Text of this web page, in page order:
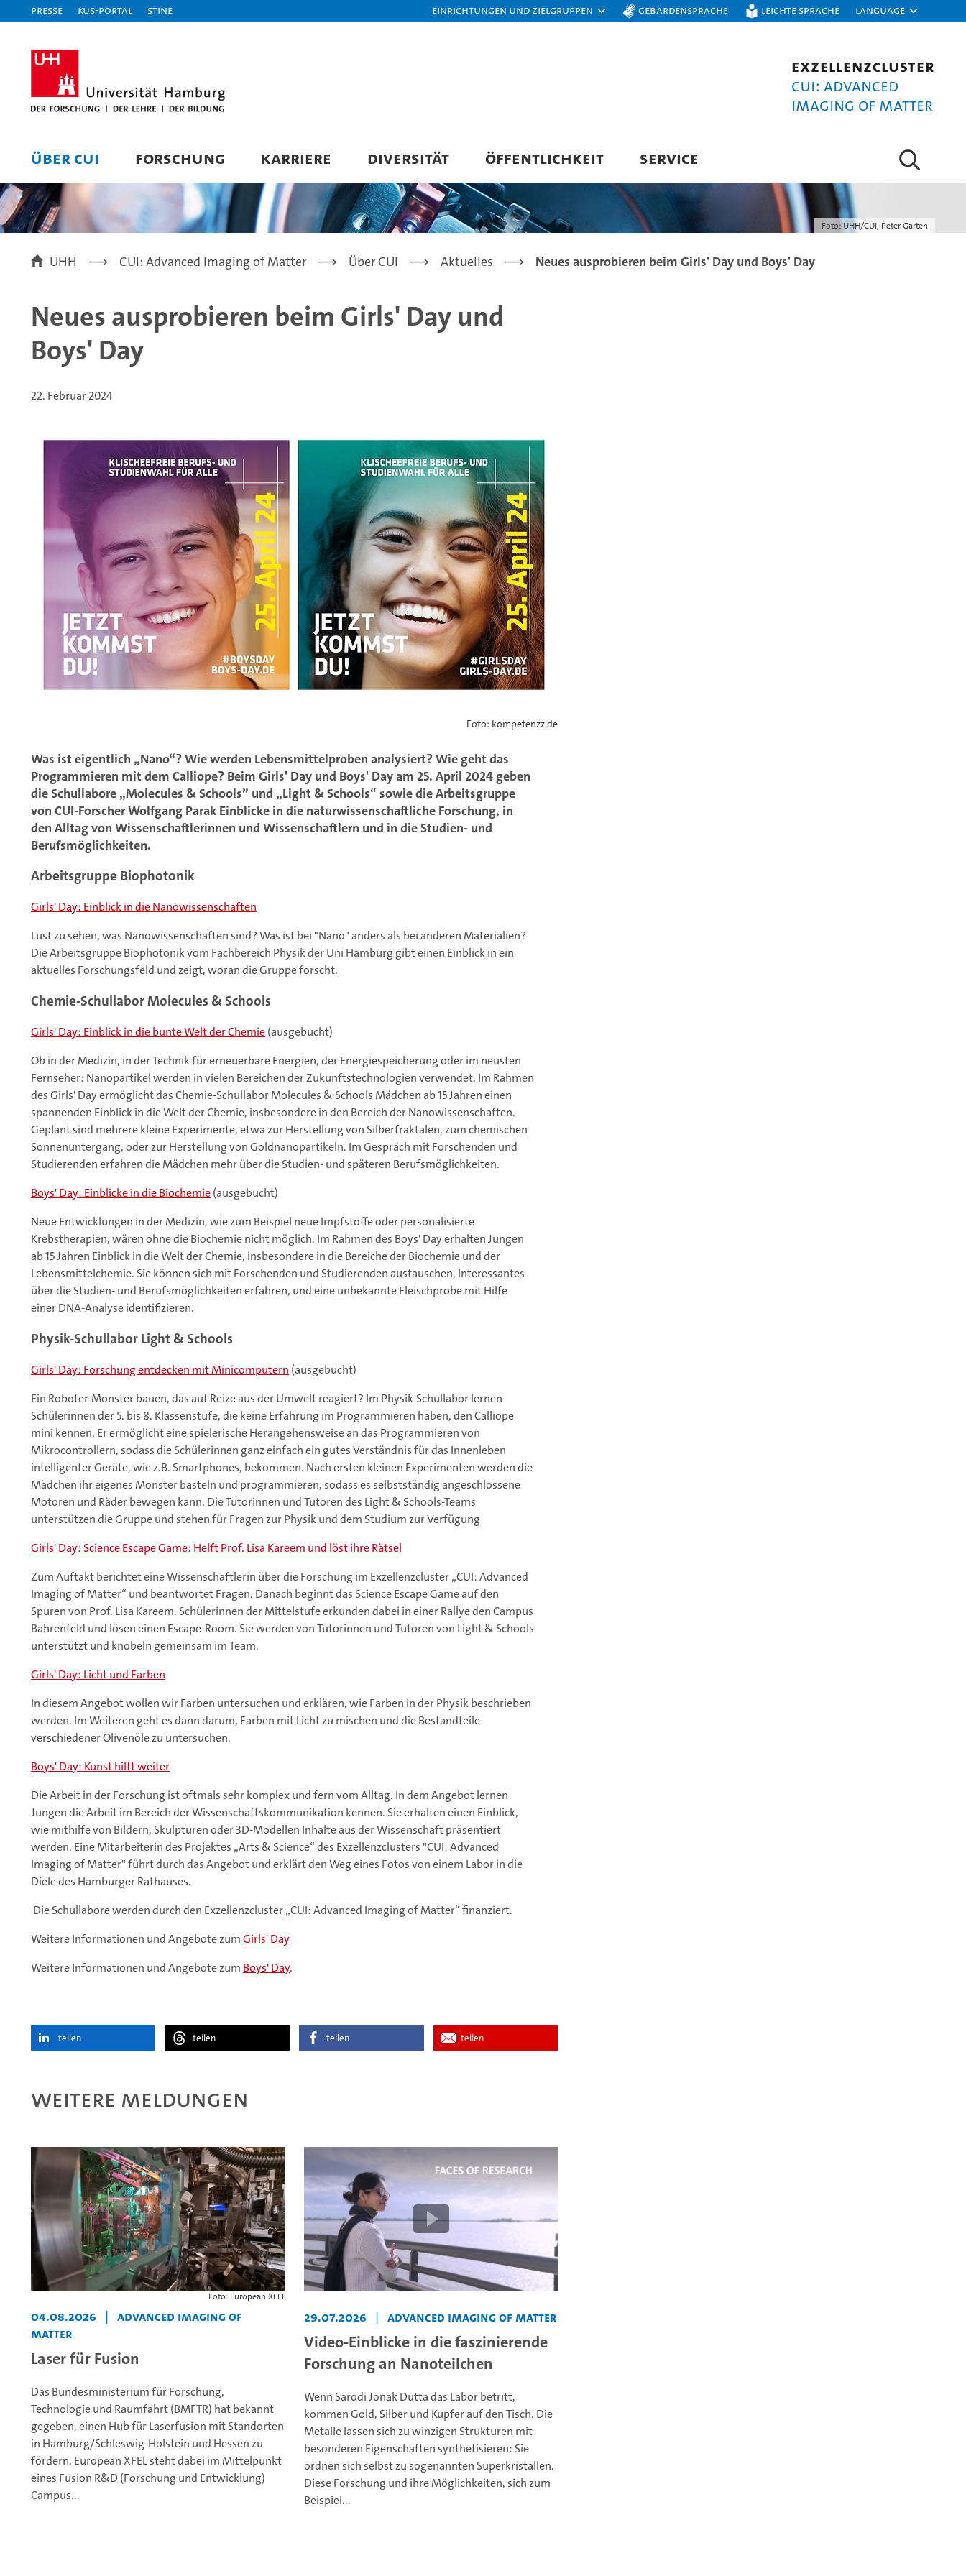
Presse KUS-Portal STiNE Einrichtungen und Zielgruppen Gebärdensprache Leichte Sprache Language
Exzellenzcluster
CUI: Advanced
Imaging of Matter
ÜBER CUI FORSCHUNG KARRIERE DIVERSITÄT ÖFFENTLICHKEIT SERVICE
Foto: UHH/CUI, Peter Garten
UHH CUI: Advanced Imaging of Matter Über CUI Aktuelles Neues ausprobieren beim Girls' Day und Boys' Day
Neues ausprobieren beim Girls' Day und
Boys' Day
22. Februar 2024
Foto: kompetenzz.de
Was ist eigentlich „Nano“? Wie werden Lebensmittelproben analysiert? Wie geht das
Programmieren mit dem Calliope? Beim Girls' Day und Boys' Day am 25. April 2024 geben
die Schullabore „Molecules & Schools” und „Light & Schools“ sowie die Arbeitsgruppe
von CUI-Forscher Wolfgang Parak Einblicke in die naturwissenschaftliche Forschung, in
den Alltag von Wissenschaftlerinnen und Wissenschaftlern und in die Studien- und
Berufsmöglichkeiten.
Arbeitsgruppe Biophotonik
Girls' Day: Einblick in die Nanowissenschaften
Lust zu sehen, was Nanowissenschaften sind? Was ist bei "Nano" anders als bei anderen Materialien?
Die Arbeitsgruppe Biophotonik vom Fachbereich Physik der Uni Hamburg gibt einen Einblick in ein
aktuelles Forschungsfeld und zeigt, woran die Gruppe forscht.
Chemie-Schullabor Molecules & Schools
Girls' Day: Einblick in die bunte Welt der Chemie(ausgebucht)
Ob in der Medizin, in der Technik für erneuerbare Energien, der Energiespeicherung oder im neusten
Fernseher: Nanopartikel werden in vielen Bereichen der Zukunftstechnologien verwendet. Im Rahmen
des Girls' Day ermöglicht das Chemie-Schullabor Molecules & Schools Mädchen ab 15 Jahren einen
spannenden Einblick in die Welt der Chemie, insbesondere in den Bereich der Nanowissenschaften.
Geplant sind mehrere kleine Experimente, etwa zur Herstellung von Silberfraktalen, zum chemischen
Sonnenuntergang, oder zur Herstellung von Goldnanopartikeln. Im Gespräch mit Forschenden und
Studierenden erfahren die Mädchen mehr über die Studien- und späteren Berufsmöglichkeiten.
Boys' Day: Einblicke in die Biochemie(ausgebucht)
Neue Entwicklungen in der Medizin, wie zum Beispiel neue Impfstoffe oder personalisierte
Krebstherapien, wären ohne die Biochemie nicht möglich. Im Rahmen des Boys' Day erhalten Jungen
ab 15 Jahren Einblick in die Welt der Chemie, insbesondere in die Bereiche der Biochemie und der
Lebensmittelchemie. Sie können sich mit Forschenden und Studierenden austauschen, Interessantes
über die Studien- und Berufsmöglichkeiten erfahren, und eine unbekannte Fleischprobe mit Hilfe
einer DNA-Analyse identifizieren.
Physik-Schullabor Light & Schools
Girls' Day: Forschung entdecken mit Minicomputern (ausgebucht)
Ein Roboter-Monster bauen, das auf Reize aus der Umwelt reagiert? Im Physik-Schullabor lernen
Schülerinnen der 5. bis 8. Klassenstufe, die keine Erfahrung im Programmieren haben, den Calliope
mini kennen. Er ermöglicht eine spielerische Herangehensweise an das Programmieren von
Mikrocontrollern, sodass die Schülerinnen ganz einfach ein gutes Verständnis für das Innenleben
intelligenter Geräte, wie z.B. Smartphones, bekommen. Nach ersten kleinen Experimenten werden die
Mädchen ihr eigenes Monster basteln und programmieren, sodass es selbstständig angeschlossene
Motoren und Räder bewegen kann. Die Tutorinnen und Tutoren des Light & Schools-Teams
unterstützen die Gruppe und stehen für Fragen zur Physik und dem Studium zur Verfügung
Girls' Day: Science Escape Game: Helft Prof. Lisa Kareem und löst ihre Rätsel
Zum Auftakt berichtet eine Wissenschaftlerin über die Forschung im Exzellenzcluster „CUI: Advanced
Imaging of Matter“ und beantwortet Fragen. Danach beginnt das Science Escape Game auf den
Spuren von Prof. Lisa Kareem. Schülerinnen der Mittelstufe erkunden dabei in einer Rallye den Campus
Bahrenfeld und lösen einen Escape-Room. Sie werden von Tutorinnen und Tutoren von Light & Schools
unterstützt und knobeln gemeinsam im Team.
Girls' Day: Licht und Farben
In diesem Angebot wollen wir Farben untersuchen und erklären, wie Farben in der Physik beschrieben
werden. Im Weiteren geht es dann darum, Farben mit Licht zu mischen und die Bestandteile
verschiedener Olivenöle zu untersuchen.
Boys' Day: Kunst hilft weiter
Die Arbeit in der Forschung ist oftmals sehr komplex und fern vom Alltag. In dem Angebot lernen
Jungen die Arbeit im Bereich der Wissenschaftskommunikation kennen. Sie erhalten einen Einblick,
wie mithilfe von Bildern, Skulpturen oder 3D-Modellen Inhalte aus der Wissenschaft präsentiert
werden. Eine Mitarbeiterin des Projektes „Arts & Science“ des Exzellenzclusters "CUI: Advanced
Imaging of Matter" führt durch das Angebot und erklärt den Weg eines Fotos von einem Labor in die
Diele des Hamburger Rathauses.
Die Schullabore werden durch den Exzellenzcluster „CUI: Advanced Imaging of Matter“ finanziert.
Weitere Informationen und Angebote zumGirls' Day
Weitere Informationen und Angebote zum Boys' Day.
teilen teilen teilen teilen
Weitere Meldungen
Foto: European XFEL
04.08.2026 | Advanced Imaging of
Matter
Laser für Fusion
Das Bundesministerium für Forschung,
Technologie und Raumfahrt (BMFTR) hat bekannt
gegeben, einen Hub für Laserfusion mit Standorten
in Hamburg/Schleswig-Holstein und Hessen zu
fördern. European XFEL steht dabei im Mittelpunkt
eines Fusion R&D (Forschung und Entwicklung)
Campus...
29.07.2026 | Advanced Imaging of Matter
Video-Einblicke in die faszinierende
Forschung an Nanoteilchen
Wenn Sarodi Jonak Dutta das Labor betritt,
kommen Gold, Silber und Kupfer auf den Tisch. Die
Metalle lassen sich zu winzigen Strukturen mit
besonderen Eigenschaften synthetisieren: Sie
ordnen sich selbst zu sogenannten Superkristallen.
Diese Forschung und ihre Möglichkeiten, sich zum
Beispiel...